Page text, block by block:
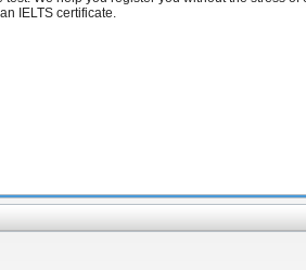
IELTS certificate.